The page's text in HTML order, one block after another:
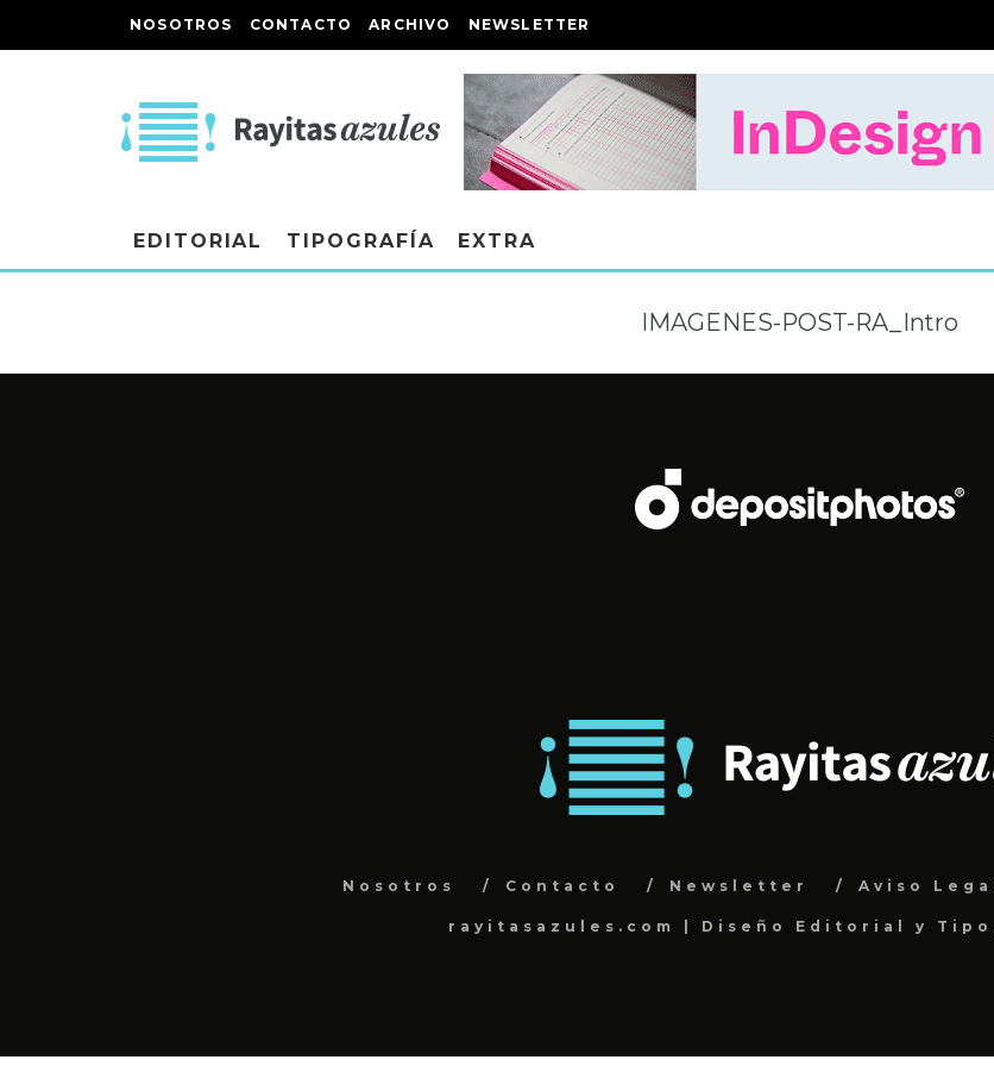
NOSOTROS CONTACTO ARCHIVO NEWSLETTER
EDITORIAL TIPOGRAFÍA EXTRA
IMAGENES-POST-RA_Intro
Nosotros Contacto Newsletter Aviso
rayitasazules.com | Diseño Editorial y